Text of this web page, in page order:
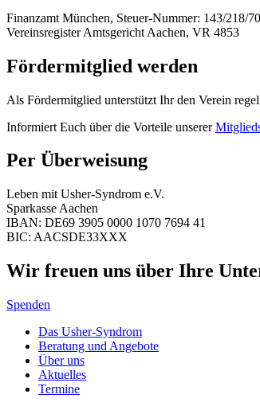
Finanzamt München, Steuer-Nummer: 143/218/
Vereinsregister Amtsgericht Aachen, VR 4853
Fördermitglied werden
Als Fördermitglied unterstützt Ihr den Verein
Informiert Euch über die Vorteile unserer
Per Überweisung
Leben mit Usher-Syndrom e.V.
Sparkasse Aachen
IBAN: DE69 3905 0000 1070 7694 41
BIC: AACSDE33XXX
Wir freuen uns über Ihre
Spenden
Das Usher-Syndrom
Beratung und Angebote
Über uns
Aktuelles
Termine